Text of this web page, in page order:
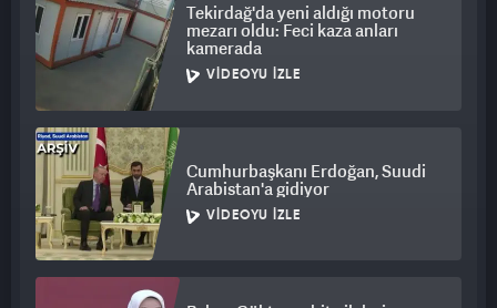
Tekirdağ'da yeni aldığı motoru
mezarı oldu: Feci kaza anları
kamerada
VIDEOYU İZLE
Cumhurbaşkanı Erdoğan, Suudi
Arabistan'a gidiyor
VIDEOYU İZLE